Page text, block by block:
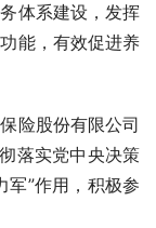
体系建设，发挥
能，有效促进养
险股份有限公司
落实党中央决策
军”作用，积极参